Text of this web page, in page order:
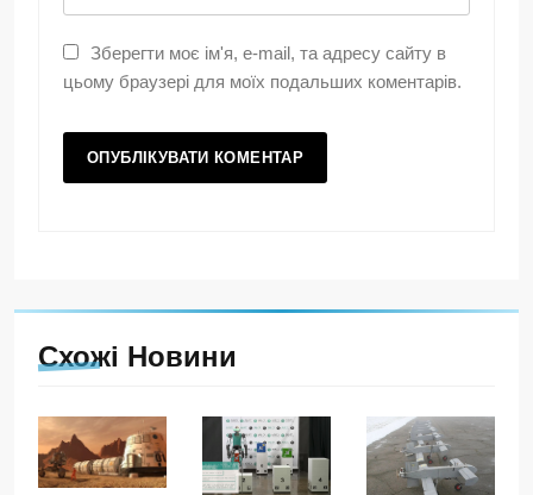
Зберегти моє ім'я, e-mail, та адресу сайту в
цьому браузері для моїх подальших коментарів.
Схожі Новини